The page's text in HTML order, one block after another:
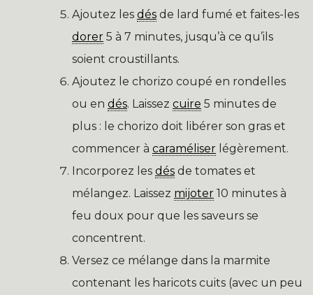
Ajoutez les dés de lard fumé et faites-les
dorer 5 à 7 minutes, jusqu’à ce qu’ils
soient croustillants.
Ajoutez le chorizo coupé en rondelles
ou en dés. Laissez cuire 5 minutes de
plus : le chorizo doit libérer son gras et
commencer à caraméliser légèrement.
Incorporez les dés de tomates et
mélangez. Laissez mijoter 10 minutes à
feu doux pour que les saveurs se
concentrent.
Versez ce mélange dans la marmite
contenant les haricots cuits (avec un peu